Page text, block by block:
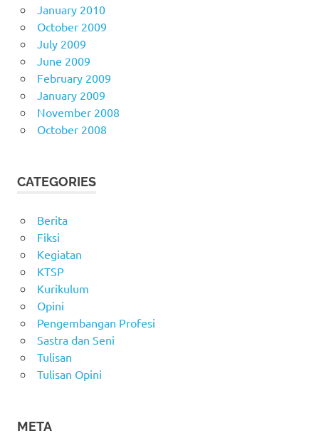
January 2010
October 2009
July 2009
June 2009
February 2009
January 2009
November 2008
October 2008
CATEGORIES
Berita
Fiksi
Kegiatan
KTSP
Kurikulum
Opini
Pengembangan Profesi
Sastra dan Seni
Tulisan
Tulisan Opini
META